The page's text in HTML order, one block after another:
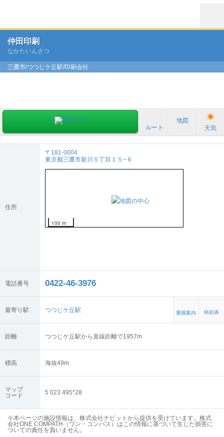
仲田印刷
なかたいんさつ
三鷹市/つつじケ丘駅/印刷会社
ルート
地図
天気
住所
〒181-0004
東京都三鷹市新川５丁目１５−６
100 m
電話番号 0422-46-3976
最寄り駅 つつじケ丘駅 乗換案内 時刻表
距離 つつじケ丘駅から直線距離で1957m
標高 海抜49m
マップ
コード
5 023 495*28
※本ページの施設情報は、株式会社ナビットから提供を受けています。株式
会社ONE COMPATH（ワン・コンパス）はこの情報に基づいて生じた損害に
ついての責任を負いません。